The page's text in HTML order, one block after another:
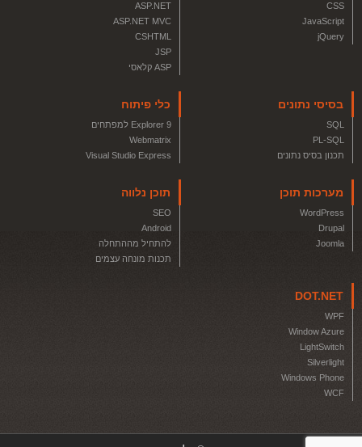
CSS
JavaScript
jQuery
ASP.NET
ASP.NET MVC
CSHTML
JSP
ASP קלאסי
בסיסי נתונים
SQL
PL-SQL
תכנון בסיס נתונים
כלי פיתוח
Explorer 9 למפתחים
Webmatrix
Visual Studio Express
מערכות תוכן
WordPress
Drupal
Joomla
תוכן נלווה
SEO
Android
להתחיל מההתחלה
תכנות מונחה עצמים
DOT.NET
WPF
Window Azure
LightSwitch
Silverlight
Windows Phone
WCF